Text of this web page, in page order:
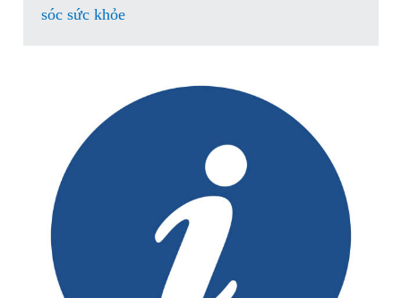
sóc sức khỏe